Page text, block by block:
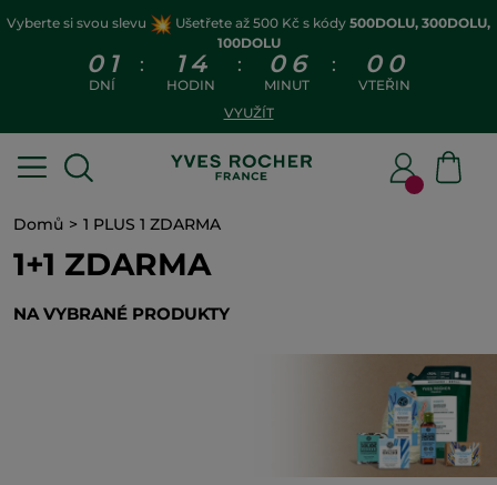
Vyberte si svou slevu Ušetřete až 500 Kč s kódy 500DOLU, 300DOLU,
100DOLU
0 1
DNÍ
: 1 4
HODIN
: 0 5
MINUT
: 5 9
VTEŘIN
VYUŽÍT
Domů 1 PLUS 1 ZDARMA
1+1 ZDARMA
NA VYBRANÉ PRODUKTY